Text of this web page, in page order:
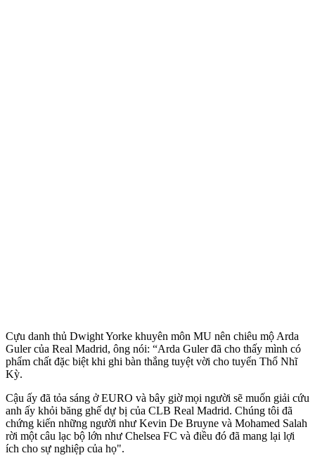
Cựu danh thủ Dwight Yorke khuyên môn MU nên chiêu mộ Arda
Guler của Real Madrid, ông nói: “Arda Guler đã cho thấy mình có
phẩm chất đặc biệt khi ghi bàn thắng tuyệt vời cho tuyển Thổ Nhĩ
Kỳ.
Cậu ấy đã tỏa sáng ở EURO và bây giờ mọi người sẽ muốn giải cứu
anh ấy khỏi băng ghế dự bị của CLB Real Madrid. Chúng tôi đã
chứng kiến những người như Kevin De Bruyne và Mohamed Salah
rời một câu lạc bộ lớn như Chelsea FC và điều đó đã mang lại lợi
ích cho sự nghiệp của họ".